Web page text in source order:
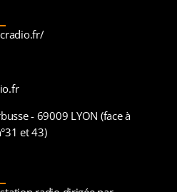
- 69009 LYON (face à
et 43)